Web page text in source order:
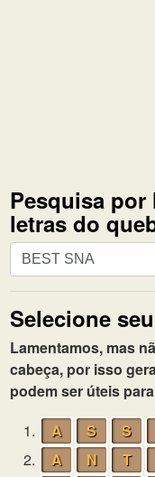
Pesquisa por
letras do
Pesquisa
por
letras.
Digite
todas
as
letras
do
quebra-
cabeça:
Selecione
Lamentamos, mas
cabeça, por isso
podem ser úteis
1.
A S S
2.
A N T